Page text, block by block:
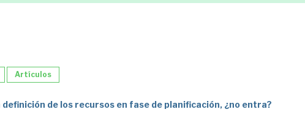
Artículos
definición de los recursos en fase de planificación, ¿no entra?